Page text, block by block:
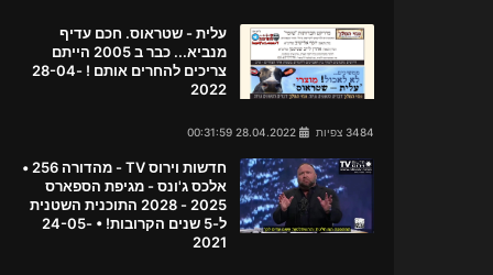
עלית - שטראוס. חכם עדיף
מנביא... כבר ב 2005 הייתם
צריכים להחרים אותם ! 28-04-
2022
3484 צפיות
חדשות וירוס TV - מהדורה 256 •
אלכס ג'ונס - מגיפת הספארס
2025 - 2028 התוכנית השטנית
ל-5 שנים הקרובות! • 24-05-
2021